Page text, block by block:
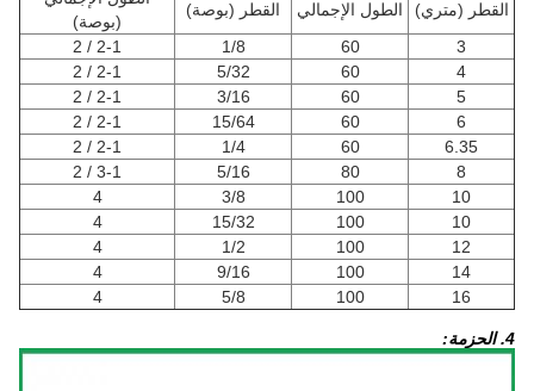
القطر (متري) الطول الإجمالي القطر (بوصة)
(بوصة)
60
1/8
2-1 / 2
4
60
5/32
2-1 / 2
5
60
3/16
2-1 / 2
60
15/64
2-1 / 2
6.35
60
1/4
2-1 / 2
80
5/16
3-1 / 2
10
100
3/8
4
10
100
15/32
4
12
100
1/2
4
14
100
9/16
4
16
100
5/8
4
4. الحزمة: